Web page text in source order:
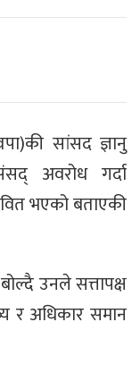
सांसद ज्ञानु
अवरोध गर्दा
भएको बताएकी
उनले सत्तापक्ष
र अधिकार समान